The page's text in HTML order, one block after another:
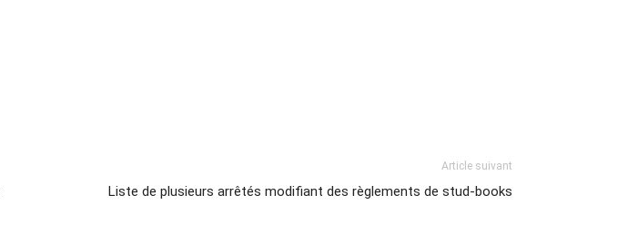
Article suivant
Liste de plusieurs arrêtés modifiant des règlements de stud-books